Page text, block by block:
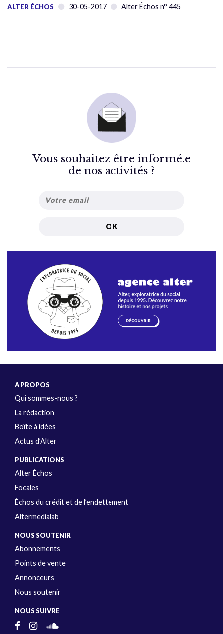
ALTER ÉCHOS 30-05-2017 Alter Échos n° 445
Vous souhaitez être informé.e
de nos activités ?
A PROPOS
Qui sommes-nous ?
La rédaction
Boîte à idées
Actus d’Alter
PUBLICATIONS
Alter Échos
Focales
Échos du crédit et de l’endettement
Altermedialab
NOUS SOUTENIR
Abonnements
Points de vente
Annonceurs
Nous soutenir
NOUS SUIVRE